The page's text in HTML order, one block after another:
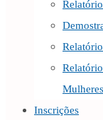
Inscrições